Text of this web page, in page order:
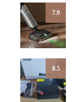
7.9
8.5